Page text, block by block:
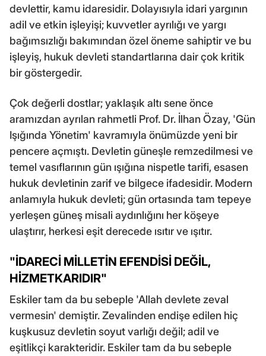
devlettir, kamu idaresidir. Dolayısıyla idari yargının
adil ve etkin işleyişi; kuvvetler ayrılığı ve yargı
bağımsızlığı bakımından özel öneme sahiptir ve bu
işleyiş, hukuk devleti standartlarına dair çok kritik
bir göstergedir.
Çok değerli dostlar; yaklaşık altı sene önce
aramızdan ayrılan rahmetli Prof. Dr. İlhan Özay, 'Gün
Işığında Yönetim' kavramıyla önümüzde yeni bir
pencere açmıştı. Devletin güneşle remzedilmesi ve
temel vasıflarının gün ışığına nispetle tarifi, esasen
hukuk devletinin zarif ve bilgece ifadesidir. Modern
anlamıyla hukuk devleti; gün ortasında tam tepeye
yerleşen güneş misali aydınlığını her köşeye
ulaştırır, herkesi eşit derecede ısıtır ve ışıtır.
"İDARECİ MİLLETİN EFENDİSİ DEĞİL,
HİZMETKARIDIR"
Eskiler tam da bu sebeple 'Allah devlete zeval
vermesin' demiştir. Zevalinden endişe edilen hiç
kuşkusuz devletin soyut varlığı değil; adil ve
eşitlikçi karakteridir. Eskiler tam da bu sebeple